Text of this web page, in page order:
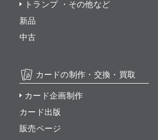
トランプ ・その他など
新品
中古
カードの制作・交換・買取
カード企画制作
カード出版
販売ページ